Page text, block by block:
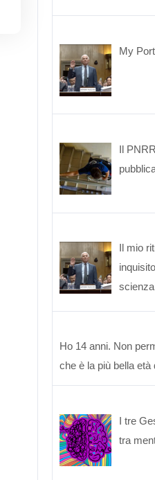
My
Il
Il mio
scienza
Ho 14 anni. Non
che è la più bella età
I tre
tra